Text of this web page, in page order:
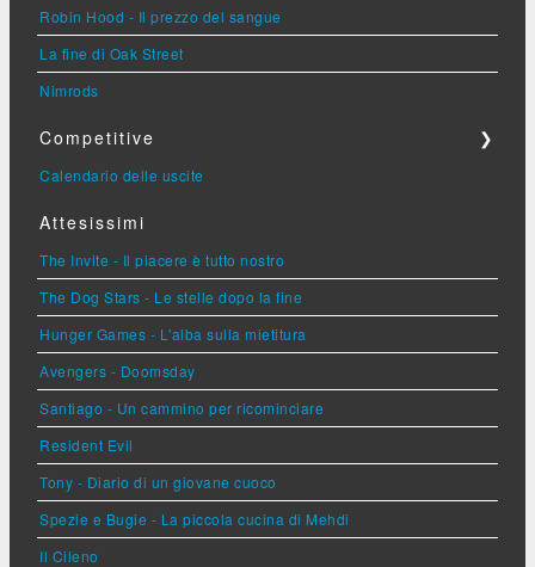
Robin Hood - Il prezzo del sangue
La fine di Oak Street
Nimrods
Competitive ❯
Calendario delle uscite
Attesissimi
The Invite - Il piacere è tutto nostro
The Dog Stars - Le stelle dopo la fine
Hunger Games - L'alba sulla mietitura
Avengers - Doomsday
Santiago - Un cammino per ricominciare
Resident Evil
Tony - Diario di un giovane cuoco
Spezie e Bugie - La piccola cucina di Mehdi
Il Cileno